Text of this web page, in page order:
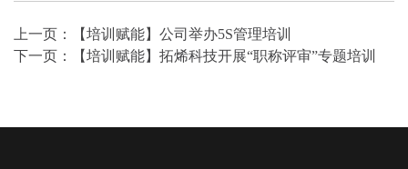
上一页：
【培训赋能】公司举办5S管理培训
下一页：
【培训赋能】拓烯科技开展“职称评审”专题培训